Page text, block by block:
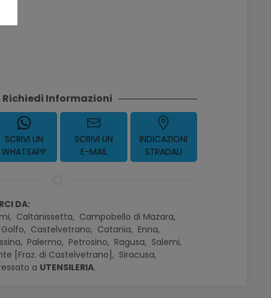
Richiedi Informazioni
SCRIVI UN
WHATSAPP
SCRIVI UN
E-MAIL
INDICAZIONI
STRADALI
DA:
Caltanissetta, Campobello di Mazara,
Castelvetrano, Catania, Enna,
Palermo, Petrosino, Ragusa, Salemi,
[Fraz. di Castelvetrano], Siracusa,
a UTENSILERIA.